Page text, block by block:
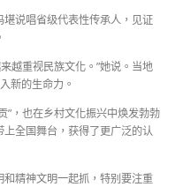
说唱省级代表性传承人，见证
越重视民族文化。”她说。当地
新的生命力。
”，也在乡村文化振兴中焕发勃勃
全国舞台，获得了更广泛的认
精神文明一起抓，特别要注重